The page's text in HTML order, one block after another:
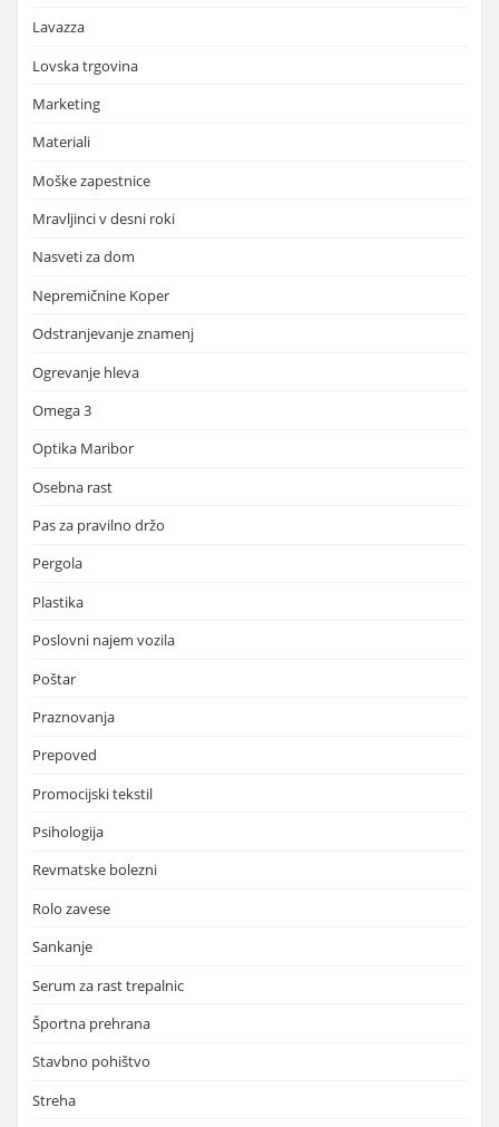
Lavazza
Lovska trgovina
Marketing
Materiali
Moške zapestnice
Mravljinci v desni roki
Nasveti za dom
Nepremičnine Koper
Odstranjevanje znamenj
Ogrevanje hleva
Omega 3
Optika Maribor
Osebna rast
Pas za pravilno držo
Pergola
Plastika
Poslovni najem vozila
Poštar
Praznovanja
Prepoved
Promocijski tekstil
Psihologija
Revmatske bolezni
Rolo zavese
Sankanje
Serum za rast trepalnic
Športna prehrana
Stavbno pohištvo
Streha